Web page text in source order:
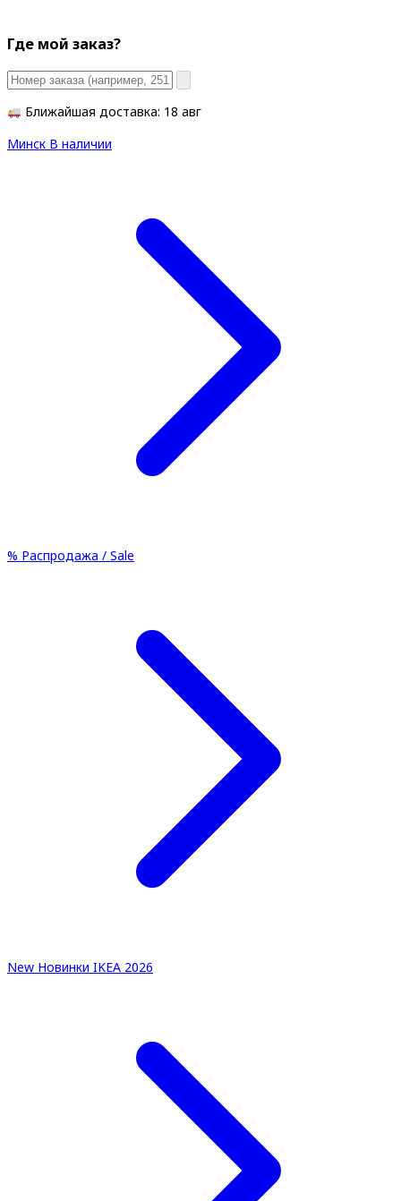
Где мой заказ?
Ближайшая доставка: 18 авг
Минск В наличии
% Распродажа / Sale
New Новинки IKEA 2026